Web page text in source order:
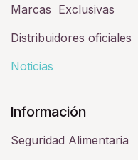
Marcas Exclusivas
Distribuidores oficiales
Noticias
Información
Seguridad Alimentaria